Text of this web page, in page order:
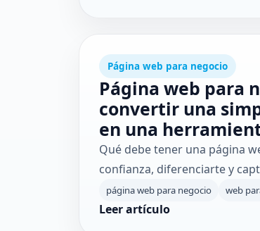
Página web para negocio
Página web para
convertir una
en una
Qué debe tener una página
confianza, diferenciarte y
página web para negocio web
Leer artículo